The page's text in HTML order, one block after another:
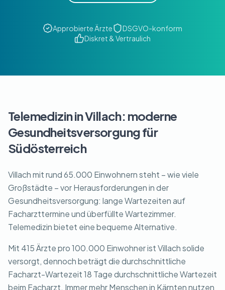
Approbierte Ärzte
DSGVO-konform
Diskret & Vertraulich
Telemedizin in Villach: moderne
Gesundheitsversorgung für
Südösterreich
Villach mit rund 65.000 Einwohnern steht – wie viele
Großstädte – vor Herausforderungen in der
Gesundheitsversorgung: lange Wartezeiten auf
Facharzttermine und überfüllte Wartezimmer.
Telemedizin bietet eine bequeme Alternative.
Mit 415 Ärzte pro 100.000 Einwohner ist Villach solide
versorgt, dennoch beträgt die durchschnittliche
Facharzt-Wartezeit 18 Tage durchschnittliche Wartezeit
beim Facharzt. Immer mehr Menschen in Kärnten nutzen